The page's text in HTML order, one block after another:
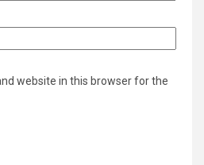
website in this browser for the